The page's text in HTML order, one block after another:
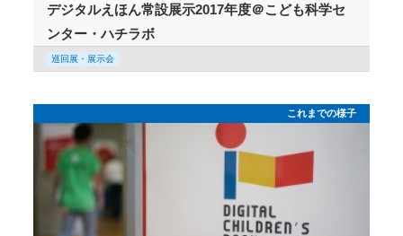
デジタルえほん常設展示2017年度＠こども科学セ
ンター・ハチラボ
巡回展・展示会
これまでの様子